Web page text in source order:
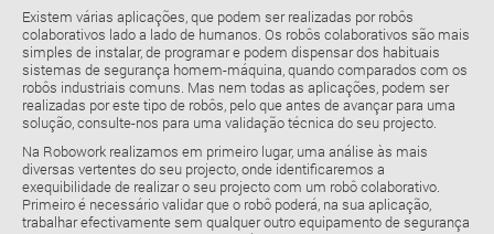
Existem várias aplicações, que podem ser realizadas por robôs
colaborativos lado a lado de humanos. Os robôs colaborativos são mais
simples de instalar, de programar e podem dispensar dos habituais
sistemas de segurança homem-máquina, quando comparados com os
robôs industriais comuns. Mas nem todas as aplicações, podem ser
realizadas por este tipo de robôs, pelo que antes de avançar para uma
solução, consulte-nos para uma validação técnica do seu projecto.
Na Robowork realizamos em primeiro lugar, uma análise às mais
diversas vertentes do seu projecto, onde identificaremos a
exequibilidade de realizar o seu projecto com um robô colaborativo.
Primeiro é necessário validar que o robô poderá, na sua aplicação,
trabalhar efectivamente sem qualquer outro equipamento de segurança